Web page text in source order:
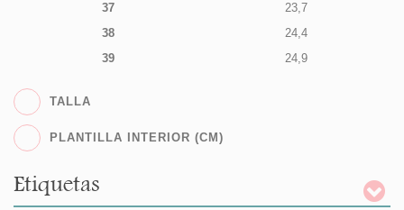
37
23,7
38
24,4
39
24,9
TALLA
PLANTILLA INTERIOR (CM)
Etiquetas